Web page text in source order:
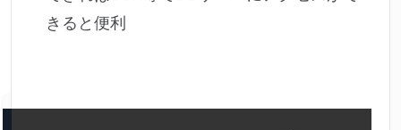
きると便利